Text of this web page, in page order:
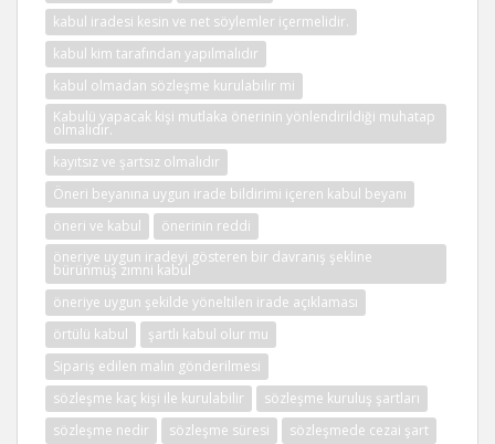
kabul iradesi kesin ve net söylemler içermelidir.
kabul kim tarafından yapılmalıdır
kabul olmadan sözleşme kurulabilir mi
Kabulü yapacak kişi mutlaka önerinin yönlendirildiği muhatap
olmalıdır.
kayıtsız ve şartsız olmalıdır
Öneri beyanına uygun irade bildirimi içeren kabul beyanı
öneri ve kabul
önerinin reddi
öneriye uygun iradeyi gösteren bir davranış şekline
bürünmüş zımni kabul
öneriye uygun şekilde yöneltilen irade açıklaması
örtülü kabul
şartlı kabul olur mu
Sipariş edilen malın gönderilmesi
sözleşme kaç kişi ile kurulabilir
sözleşme kuruluş şartları
sözleşme nedir
sözleşme süresi sözleşmede cezai şart